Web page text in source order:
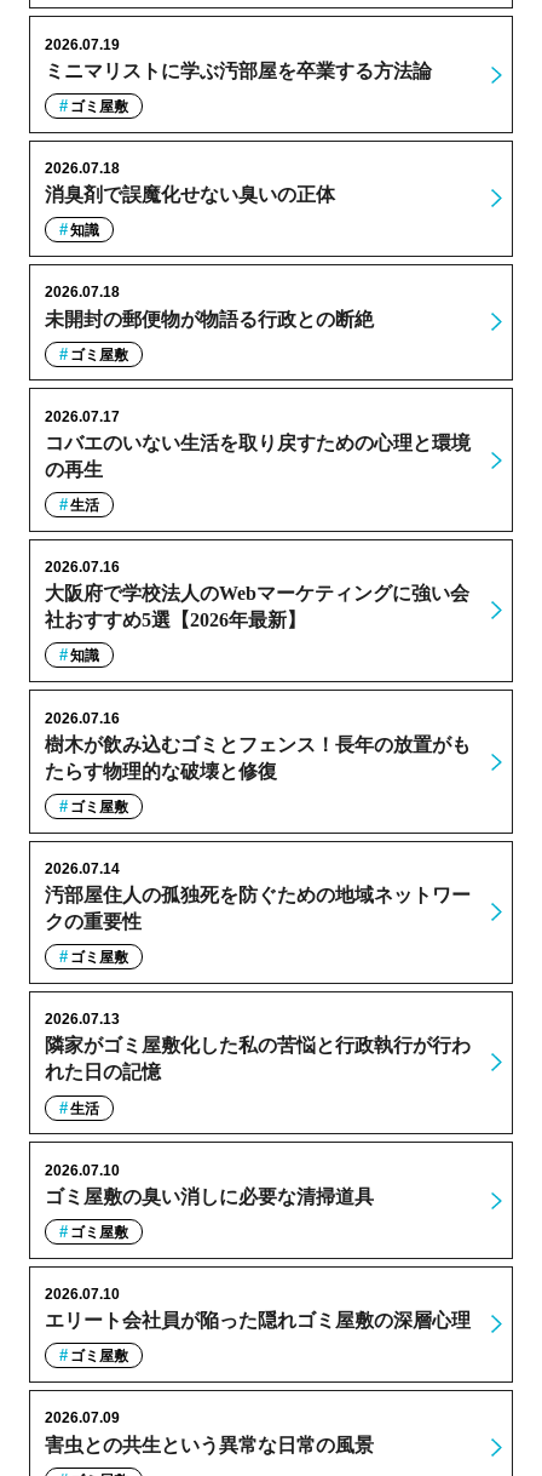
ミニマリストに学ぶ汚部屋を卒業する方法論
2026.07.19
ゴミ屋敷
消臭剤で誤魔化せない臭いの正体
2026.07.18
知識
未開封の郵便物が物語る行政との断絶
2026.07.18
ゴミ屋敷
コバエのいない生活を取り戻すための心理と環境
の再生
2026.07.17
生活
大阪府で学校法人のWebマーケティングに強い会
社おすすめ5選【2026年最新】
2026.07.16
知識
樹木が飲み込むゴミとフェンス！長年の放置がも
たらす物理的な破壊と修復
2026.07.16
ゴミ屋敷
汚部屋住人の孤独死を防ぐための地域ネットワー
クの重要性
2026.07.14
ゴミ屋敷
隣家がゴミ屋敷化した私の苦悩と行政執行が行わ
れた日の記憶
2026.07.13
生活
ゴミ屋敷の臭い消しに必要な清掃道具
2026.07.10
ゴミ屋敷
エリート会社員が陥った隠れゴミ屋敷の深層心理
2026.07.10
ゴミ屋敷
害虫との共生という異常な日常の風景
2026.07.09